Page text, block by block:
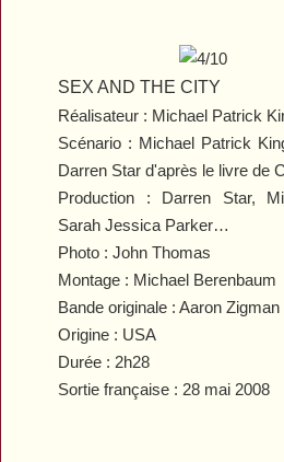
SEX AND THE CITY
Réalisateur : Michael Patrick
Scénario : Michael Patrick
Darren Star d'après le livre de
Production : Darren Star,
Sarah Jessica Parker…
Photo : John Thomas
Montage : Michael Berenbaum
Bande originale : Aaron Zigman
Origine : USA
Durée : 2h28
Sortie française : 28 mai 2008